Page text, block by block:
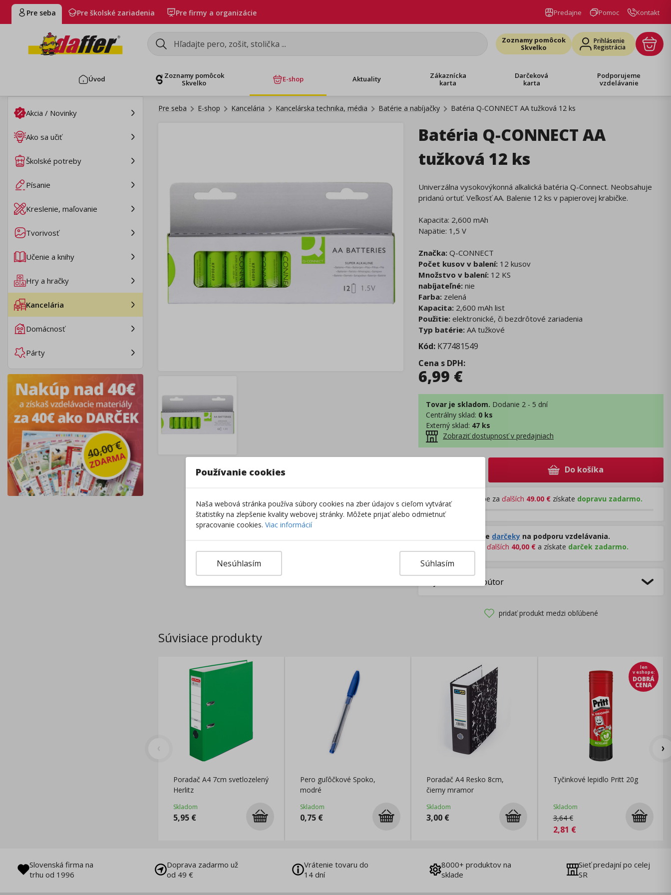
Pre seba Pre školské zariadenia Pre firmy a organizácie Predajne Pomoc Kontakt
Zoznamy pomôcok
Skvelko
Prihlásenie
Registrácia
Úvod
Zoznamy pomôcok
Skvelko
E-shop Aktuality
Zákaznícka
karta
Darčeková
karta
Podporujeme
vzdelávanie
Akcia / Novinky
Ako sa učiť
Školské potreby
Písanie
Kreslenie, maľovanie
Tvorivosť
Učenie a knihy
Hry a hračky
Kancelária
Domácnosť
Párty
Pre seba E-shop Kancelária Kancelárska technika, média Batérie a nabíjačky Batéria Q-CONNECT AA tužková 12 ks
Batéria Q-CONNECT AA
tužková 12 ks
Univerzálna vysokovýkonná alkalická batéria Q-Connect. Neobsahuje
pridanú ortuť. Veľkosť AA. Balenie 12 ks v papierovej krabičke.
Kapacita: 2,600 mAh
Napätie: 1,5 V
Značka: Q-CONNECT
Počet kusov v balení: 12 kusov
Množstvo v balení: 12 KS
nabíjateľné: nie
Farba: zelená
Kapacita: 2,600 mAh list
Použitie: elektronické, či bezdrôtové zariadenia
Typ batérie: AA tužkové
Kód: K77481549
Cena s DPH:
6,99 €
Tovar je skladom. Dodanie 2 - 5 dní
Centrálny sklad: 0 ks
Externý sklad: 47 ks
Zobraziť dostupnosť v predajniach
Do košíka
Pri nákupe za ďalších 49.00 € získate dopravu zadarmo.
Rozdávame darčeky na podporu vzdelávania.
ďalších 40,00 € a získate darček zadarmo.
Výrobca/Distribútor
pridať produkt medzi obľúbené
Súvisiace produkty
Poradač A4 7cm svetlozelený
Herlitz
Skladom
5,95 €
Pero guľôčkové Spoko,
modré
Skladom
0,75€
Poradač A4 Resko 8cm,
čierny mramor
Skladom
3,00 €
len
v eshope:
DOBRÁ
CENA
Tyčinkové lepidlo Pritt 20g
Skladom
3,64€
2,81 €
Slovenská firma na
trhu od 1996
Doprava zadarmo už
od 49 €
Vrátenie tovaru do
14 dní
8000+ produktov na
sklade
Sieť predajní po celej
SR
Používanie cookies
Naša webová stránka používa súbory cookies na zber údajov s cieľom vytvárať
štatistiky na zlepšenie kvality webovej stránky. Môžete prijať alebo odmietnuť
spracovanie cookies. Viac informácií
Súhlasím
Nesúhlasím